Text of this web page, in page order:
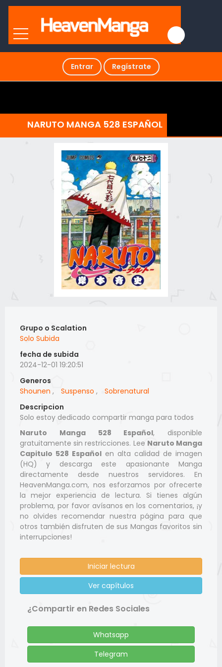
Entrar Regístrate
NARUTO MANGA 528 ESPAÑOL
Grupo o Scalation
Solo Subida
fecha de subida
2024-12-01 19:20:51
Generos
Shounen , Suspenso ,
Sobrenatural
Descripcion
Solo estoy dedicado compartir manga para todos
Naruto Manga 528 Español, disponible
gratuitamente sin restricciones. Lee Naruto Manga
Capitulo 528 Español en alta calidad de imagen
(HQ) y descarga este apasionante Manga
directamente desde nuestros servidores. En
HeavenManga.com, nos esforzamos por ofrecerte
la mejor experiencia de lectura. Si tienes algún
problema, por favor avísanos en los comentarios, ¡y
no olvides recomendar nuestra página para que
otros también disfruten de sus Mangas favoritos sin
interrupciones!
Iniciar lectura
Ver capítulos
¿Compartir en Redes Sociales
Whatsapp
Telegram